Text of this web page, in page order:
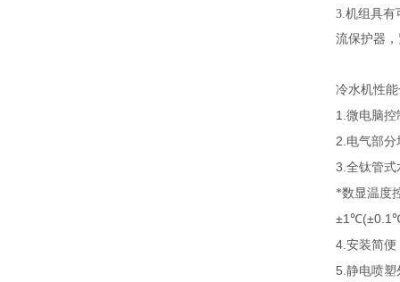
3.机组具有
流保护器
冷水机性
1. 微电脑控
2. 电气部
3. 全钛管式
*数显温度
±1 ℃(±0.1
4. 安装简便
5. 静电喷塑